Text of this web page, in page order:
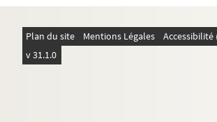
Plan du site Mentions Légales
v 31.1.0